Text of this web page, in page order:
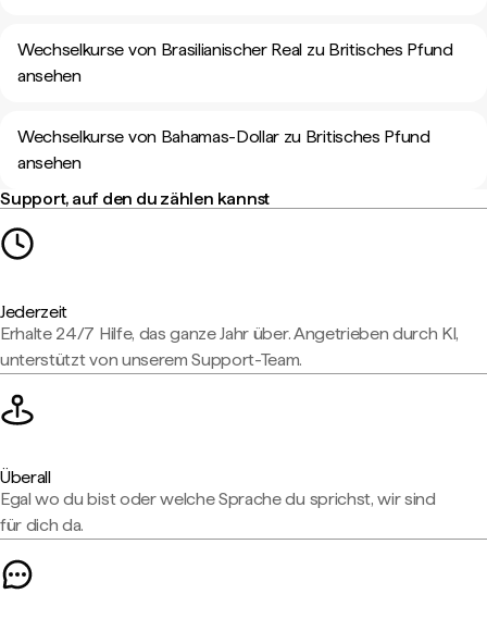
Wechselkurse von Brasilianischer Real zu Britisches Pfund
ansehen
Wechselkurse von Bahamas-Dollar zu Britisches Pfund
ansehen
Support, auf den du zählen kannst
Jederzeit
Erhalte 24/7 Hilfe, das ganze Jahr über. Angetrieben durch KI,
unterstützt von unserem Support-Team.
Überall
Egal wo du bist oder welche Sprache du sprichst, wir sind
für dich da.